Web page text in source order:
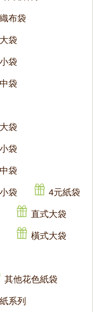
布袋
袋
袋
袋
袋
袋
袋
袋 4元紙袋
直式大袋
橫式大袋
其他花色紙袋
系列